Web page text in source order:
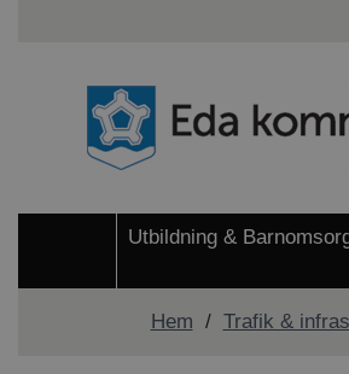
Utbildning &
Hem / Trafik &